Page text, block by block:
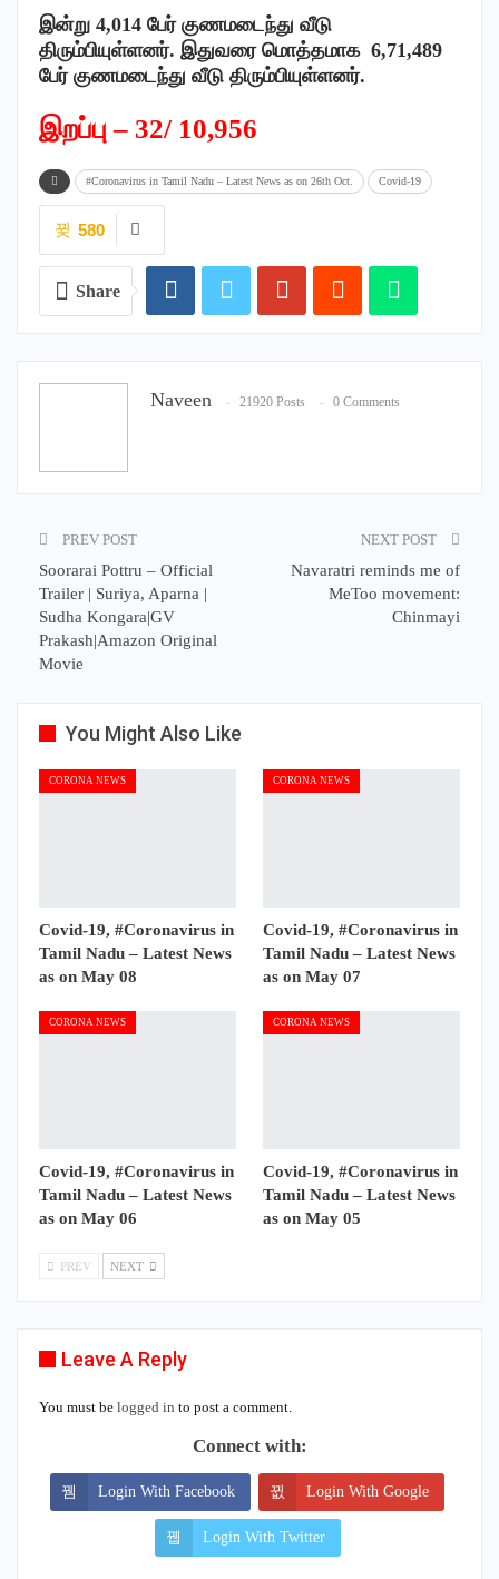
இன்று 4,014 பேர் குணமடைந்து வீடு
திரும்பியுள்ளனர். இதுவரை மொத்தமாக 6,71,489
பேர் குணமடைந்து வீடு திரும்பியுள்ளனர்.
இறப்பு – 32/ 10,956
#Coronavirus in Tamil Nadu – Latest News as on 26th Oct. Covid-19
580
Share
Naveen 21920 Posts 0 Comments
PREV POST
Soorarai Pottru – Official
Trailer | Suriya, Aparna |
Sudha Kongara|GV
Prakash|Amazon Original
Movie
NEXT POST
Navaratri reminds me of
MeToo movement:
Chinmayi
You Might Also Like
CORONA NEWS
Covid-19, #Coronavirus in
Tamil Nadu – Latest News
as on May 08
CORONA NEWS
Covid-19, #Coronavirus in
Tamil Nadu – Latest News
as on May 07
CORONA NEWS
Covid-19, #Coronavirus in
Tamil Nadu – Latest News
as on May 06
CORONA NEWS
Covid-19, #Coronavirus in
Tamil Nadu – Latest News
as on May 05
PREV NEXT
Leave A Reply
You must be logged in to post a comment.
Connect with:
Login With Facebook Login With Google
Login With Twitter